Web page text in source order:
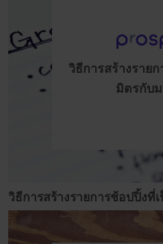
วิธีการสร้างราย
มิตรกับ
วิธีการสร้างรายการช้อปปิ้งที่